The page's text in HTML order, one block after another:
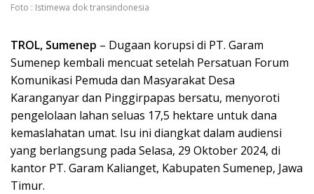
Foto : Istimewa dok transindonesia
TROL, Sumenep – Dugaan korupsi di PT. Garam
Sumenep kembali mencuat setelah Persatuan Forum
Komunikasi Pemuda dan Masyarakat Desa
Karanganyar dan Pinggirpapas bersatu, menyoroti
pengelolaan lahan seluas 17,5 hektare untuk dana
kemaslahatan umat. Isu ini diangkat dalam audiensi
yang berlangsung pada Selasa, 29 Oktober 2024, di
kantor PT. Garam Kalianget, Kabupaten Sumenep, Jawa
Timur.